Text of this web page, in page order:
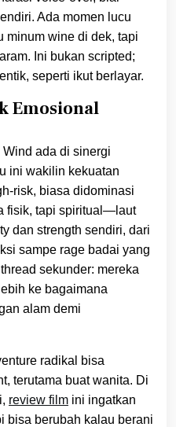
Ada momen lucu
minum wine di dek, tapi
Ini bukan scripted;
seperti ikut berlayar.
Emosional
Wind ada di sinergi
ini wakilin kekuatan
risk, biasa didominasi
fisik, tapi spiritual—laut
dan strength sendiri, dari
sampe rage badai yang
sekunder: mereka
ke bagaimana
alam demi
radikal bisa
terutama buat wanita. Di
review film ini ingatkan
bisa berubah kalau berani